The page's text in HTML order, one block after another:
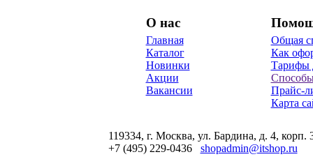
О нас
Главная
Каталог
Новинки
Акции
Вакансии
Общая
Как
Тарифы
Прайс-
Карта
119334, г. Москва, ул. Бардина, д. 4, корп.
+7 (495) 229-0436 shopadmin@itshop.ru